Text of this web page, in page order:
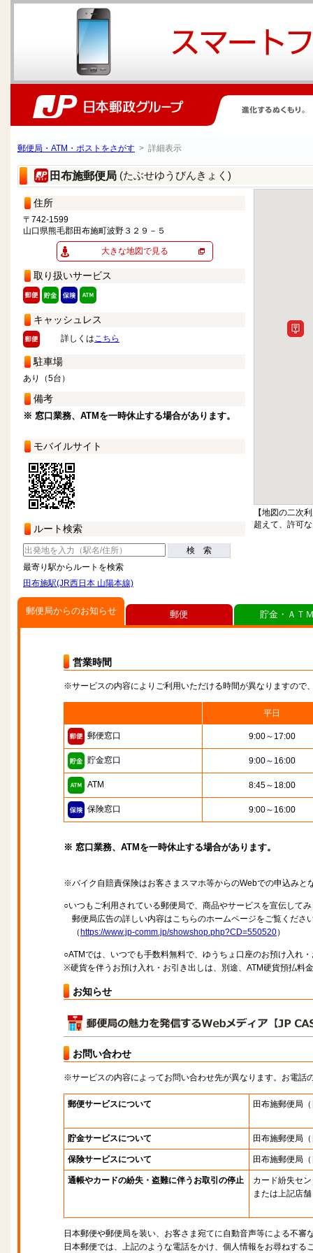
郵便局・ATM・ポストをさがす > 詳細表示
田布施郵便局 (たぶせゆうびんきょく)
住所
〒742-1599
山口県熊毛郡田布施町波野３２９－５
大きな地図で見る
取り扱いサービス
キャッシュレス
詳しくはこちら
駐車場
あり（5台）
備考
※ 窓口業務、ATMを一時休止する場合があります。
モバイルサイト
ルート検索
検 索
最寄り駅からルートを検索
田布施駅(JR西日本 山陽本線)
【地図の二次
超えて、許可
郵便局からのお知らせ
営業時間
※サービスの内容によりご利用いただける時間が異なりますので
平日
郵便窓口 9:00～17:00
貯金窓口 9:00～16:00
ATM 8:45～18:00
保険窓口 9:00～16:00
※ 窓口業務、ATMを一時休止する場合があります。
※バイク自賠責保険はお客さまスマホ等からのWebでの申込みと
○いつもご利用されている郵便局で、商品やサービスを宣伝して
郵便局広告の詳しい内容はこちらのホームページをご覧くださ
（ https://www.jp-comm.jp/showshop.php?CD=550520）
○ATMでは、いつでも手数料無料で、ゆうちょ口座のお預け入れ
※硬貨を伴うお預け入れ・お引き出しは、別途、ATM硬貨預払料
お知らせ
お問い合わせ
※サービスの内容によってお問い合わせ先が異なります。お電話
郵便サービスについて 田布施郵便局
貯金サービスについて 田布施郵便局
保険サービスについて 田布施郵便局
通帳やカードの紛失・盗難に伴うお取引の停止
カード紛失セ
または上記店舗
日本郵便や郵便局を装い、お客さま宛てに自動音声等による不審
日本郵便では、上記のような電話をかけ、個人情報をお尋ねする
郵便 貯金・ＡＴ